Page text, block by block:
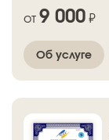
от 9 000 ₽
Об услуге